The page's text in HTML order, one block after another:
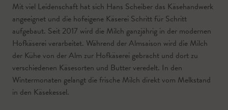
Mit viel Leidenschaft hat sich Hans Scheiber das Käsehandwerk
angeeignet und die hofeigene Käserei Schritt für Schritt
aufgebaut. Seit 2017 wird die Milch ganzjährig in der modernen
Hofkäserei verarbeitet. Während der Almsaison wird die Milch
der Kühe von der Alm zur Hofkäserei gebracht und dort zu
verschiedenen Käsesorten und Butter veredelt. In den
Wintermonaten gelangt die frische Milch direkt vom Melkstand
in den Käsekessel.